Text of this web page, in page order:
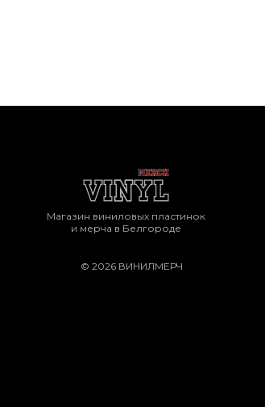
Магазин виниловых пластинок
и мерча в Белгороде
© 2026 ВИНИЛМЕРЧ